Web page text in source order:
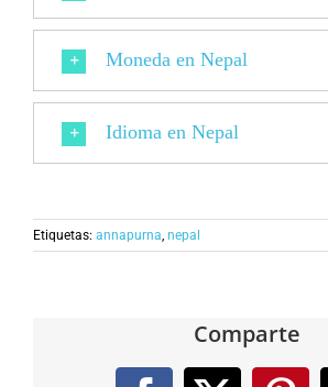
Moneda en Nepal
Idioma en Nepal
Etiquetas: annapurna nepal
Comparte